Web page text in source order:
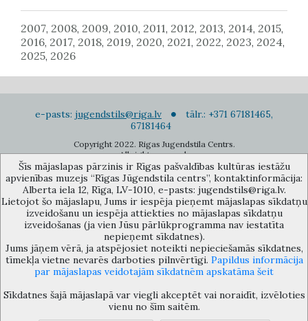
2007, 2008, 2009, 2010, 2011, 2012, 2013, 2014, 2015,
2016, 2017, 2018, 2019, 2020, 2021, 2022, 2023, 2024,
2025, 2026
e-pasts: jugendstils@riga.lv
tālr.: +371 67181465,
67181464
Copyright 2022. Rigas Jugendstila Centrs.
All right reserved.
Pierakstīties jaunumiem
Rīgas pašvaldības kultūras iestāžu apvienības muzejs “Rīgas Jūgendstila
centrs”, Alberta iela 12, Rīga, LV 1010, Latvija (durvju kods: 12),
jugendstils@riga.lv
Šīs mājaslapas pārzinis ir Rīgas pašvaldības kultūras iestāžu
apvienības muzejs “Rīgas Jūgendstila centrs”, kontaktinformācija:
Alberta iela 12, Rīga, LV-1010, e-pasts: jugendstils@riga.lv.
Lietojot šo mājaslapu, Jums ir iespēja pieņemt mājaslapas sīkdatņu
izveidošanu un iespēja attiekties no mājaslapas sīkdatņu
izveidošanas (ja vien Jūsu pārlūkprogramma nav iestatīta
nepieņemt sīkdatnes).
Jums jāņem vērā, ja atspējosiet noteikti nepieciešamās sīkdatnes,
tīmekļa vietne nevarēs darboties pilnvērtīgi. Papildus informācija
par mājaslapas veidotajām sīkdatnēm apskatāma šeit
Sīkdatnes šajā mājaslapā var viegli akceptēt vai noraidīt, izvēloties
vienu no šīm saitēm.